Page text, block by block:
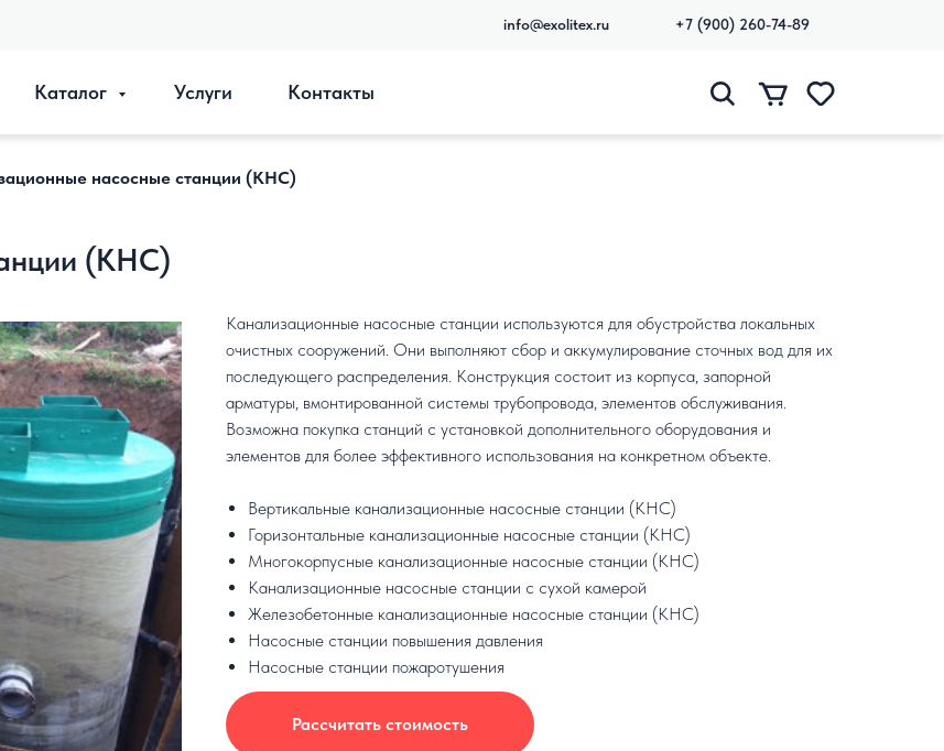
info@exolitex.ru +7 (900) 260-74-89
Каталог Услуги Контакты
насосные станции (КНС)
(КНС)
Канализационные насосные станции используются для обустройства локальных
очистных сооружений. Они выполняют сбор и аккумулирование сточных вод для их
последующего распределения. Конструкция состоит из корпуса, запорной
арматуры, вмонтированной системы трубопровода, элементов обслуживания.
Возможна покупка станций с установкой дополнительного оборудования и
элементов для более эффективного использования на конкретном объекте.
Вертикальные канализационные насосные станции (КНС)
Горизонтальные канализационные насосные станции (КНС)
Многокорпусные канализационные насосные станции (КНС)
Канализационные насосные станции с сухой камерой
Железобетонные канализационные насосные станции (КНС)
Насосные станции повышения давления
Насосные станции пожаротушения
Рассчитать стоимость